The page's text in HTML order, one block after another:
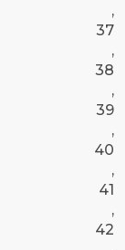
,
37
,
38
,
39
,
40
,
41
,
42